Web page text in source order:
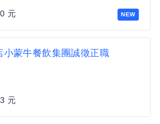
NEW
元
小蒙牛餐飲集團誠徵正職
元